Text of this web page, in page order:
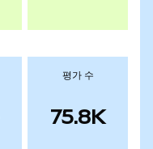
평가 수
75.8K